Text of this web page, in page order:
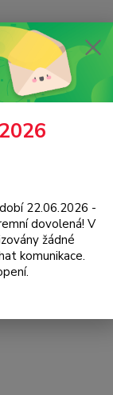
Herní ovladače
22.06.2026 -
dovolená! V
žádné
komunikace.